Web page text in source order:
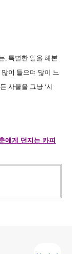
, 특별한 일을 해본
많이 들으며 많이 느
사물을 그냥 ‘시
에게 던지는 카피